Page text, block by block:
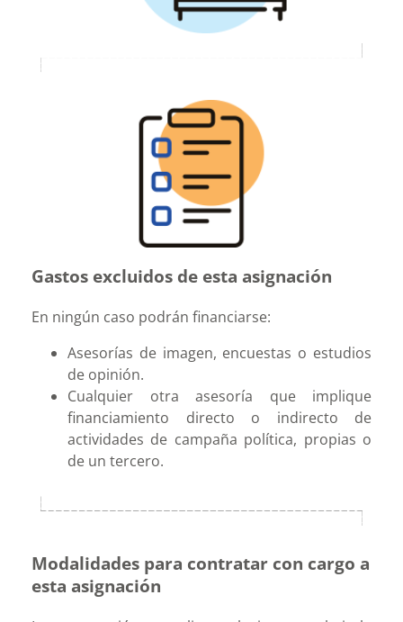
Gastos excluidos de esta asignación
En ningún caso podrán financiarse:
Asesorías de imagen, encuestas o estudios
de opinión.
Cualquier otra asesoría que implique
financiamiento directo o indirecto de
actividades de campaña política, propias o
de un tercero.
Modalidades para contratar con cargo a
esta asignación